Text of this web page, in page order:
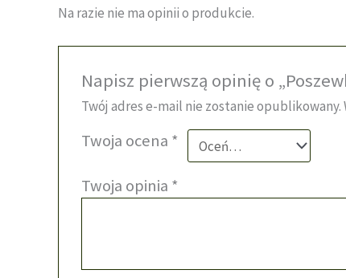
Na razie nie ma opinii o produkcie.
Napisz pierwszą opinię o
Twój adres e-mail nie zostanie opublikowany.
Twoja ocena *
Twoja opinia *